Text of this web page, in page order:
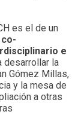
es el de un
e
desarrollar la
Gómez Millas,
y la mesa de
a otras